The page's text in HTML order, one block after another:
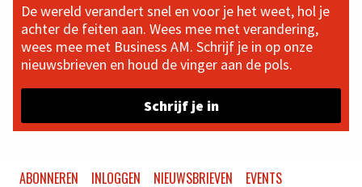
De wereld verandert snel en voor je het weet, hol je
achter de feiten aan. Wees mee met verandering,
wees mee met Business AM. Schrijf je in op onze
nieuwsbrieven en houd de vinger aan de pols.
Schrijf je in
ABONNEREN INLOGGEN NIEUWSBRIEVEN
EVENTS